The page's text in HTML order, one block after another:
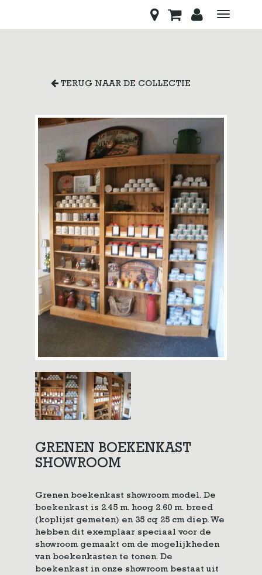
Toggle
TERUG NAAR DE COLLECTIE
GRENEN BOEKENKAST
SHOWROOM
Grenen boekenkast showroom model. De
boekenkast is 2.45 m. hoog 2.60 m. breed
(koplijst gemeten) en 35 cq 25 cm diep. We
hebben dit exemplaar speciaal voor de
showroom gemaakt om de mogelijkheden
van boekenkasten te tonen. De
boekenkast in onze showroom bestaat uit